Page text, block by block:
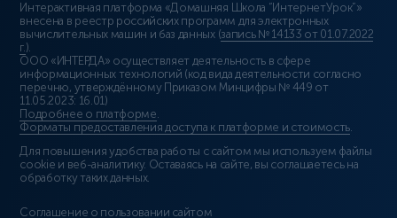
Интерактивная платформа «Домашняя Школа “ИнтернетУрок”»
внесена в реестр российских программ для электронных
вычислительных машин и баз данных (запись № 14133 от 01.07.2022
г. ).
ООО «ИНТЕРДА» осуществляет деятельность в сфере
информационных технологий (код вида деятельности согласно
перечню, утверждённому Приказом Минцифры № 449 от
11.05.2023: 16.01)
Подробнее о платформе
Форматы предоставления доступа к платформе и стоимость
Для повышения удобства работы с сайтом мы используем файлы
cookie и веб-аналитику. Оставаясь на сайте, вы соглашаетесь на
обработку таких данных.
Соглашение о пользовании сайтом